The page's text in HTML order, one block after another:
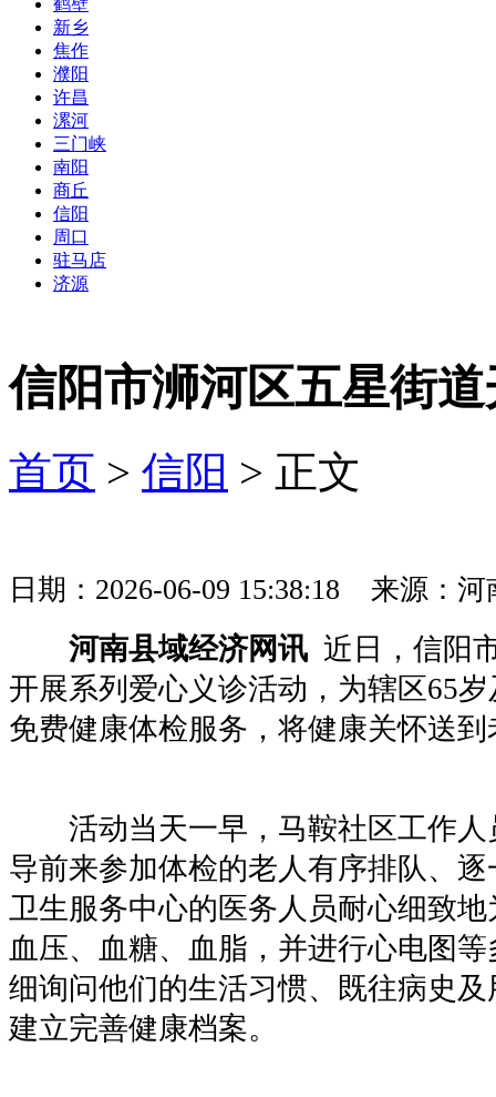
新乡
焦作
濮阳
许昌
漯河
三门峡
南阳
商丘
信阳
周口
驻马店
济源
信阳市浉河区五星街
首页 > 信阳 > 正文
日期：2026-06-09 15:38:18 来源：
河南县域经济网讯 近日，信阳
开展系列爱心义诊活动，为辖区65
免费健康体检服务，将健康关怀送
活动当天一早，马鞍社区工作人
导前来参加体检的老人有序排队、
卫生服务中心的医务人员耐心细致
血压、血糖、血脂，并进行心电图
细询问他们的生活习惯、既往病史
建立完善健康档案。